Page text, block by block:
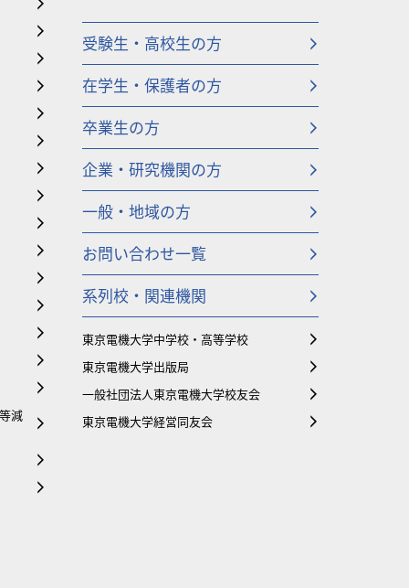
減
受験生・高校生の方
在学生・保護者の方
卒業生の方
企業・研究機関の方
一般・地域の方
お問い合わせ一覧
系列校・関連機関
東京電機大学中学校・高等学校
東京電機大学出版局
一般社団法人東京電機大学校友会
東京電機大学経営同友会